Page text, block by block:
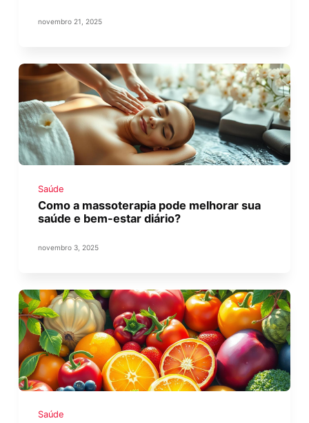
novembro 21, 2025
Saúde
Como a massoterapia pode melhorar sua
saúde e bem-estar diário?
novembro 3, 2025
Saúde